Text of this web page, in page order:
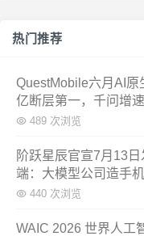
热门推荐
QuestMobile六月AI原
亿断层第一，千问增
489 次浏览
阶跃星辰官宣7月13
端：大模型公司造手
440 次浏览
WAIC 2026 世界人工